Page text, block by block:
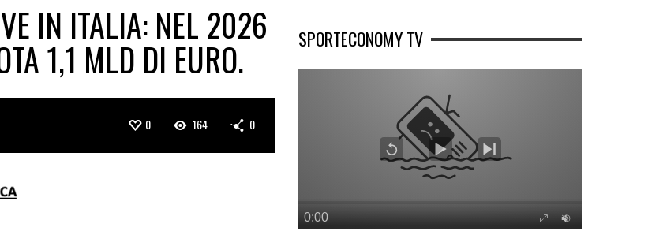
IN ITALIA: NEL 2026
1,1 MLD DI EURO.
0 164 0
SPORTECONOMY TV